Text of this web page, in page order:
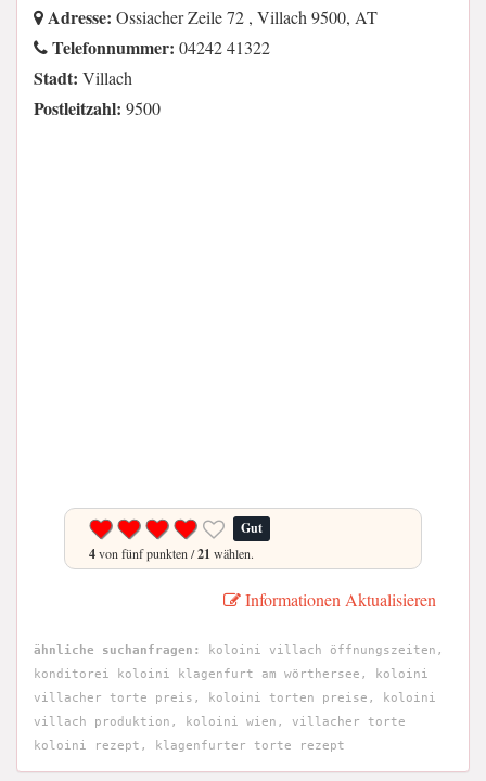
Adresse: Ossiacher Zeile 72 , Villach 9500, AT
Telefonnummer: 04242 41322
Stadt: Villach
Postleitzahl: 9500
Gut
4von fünf punkten /21 wählen.
Informationen Aktualisieren
ähnliche suchanfragen:
koloini villach öffnungszeiten,
konditorei koloini klagenfurt am wörthersee, koloini
villacher torte preis, koloini torten preise, koloini
villach produktion, koloini wien, villacher torte
koloini rezept, klagenfurter torte rezept